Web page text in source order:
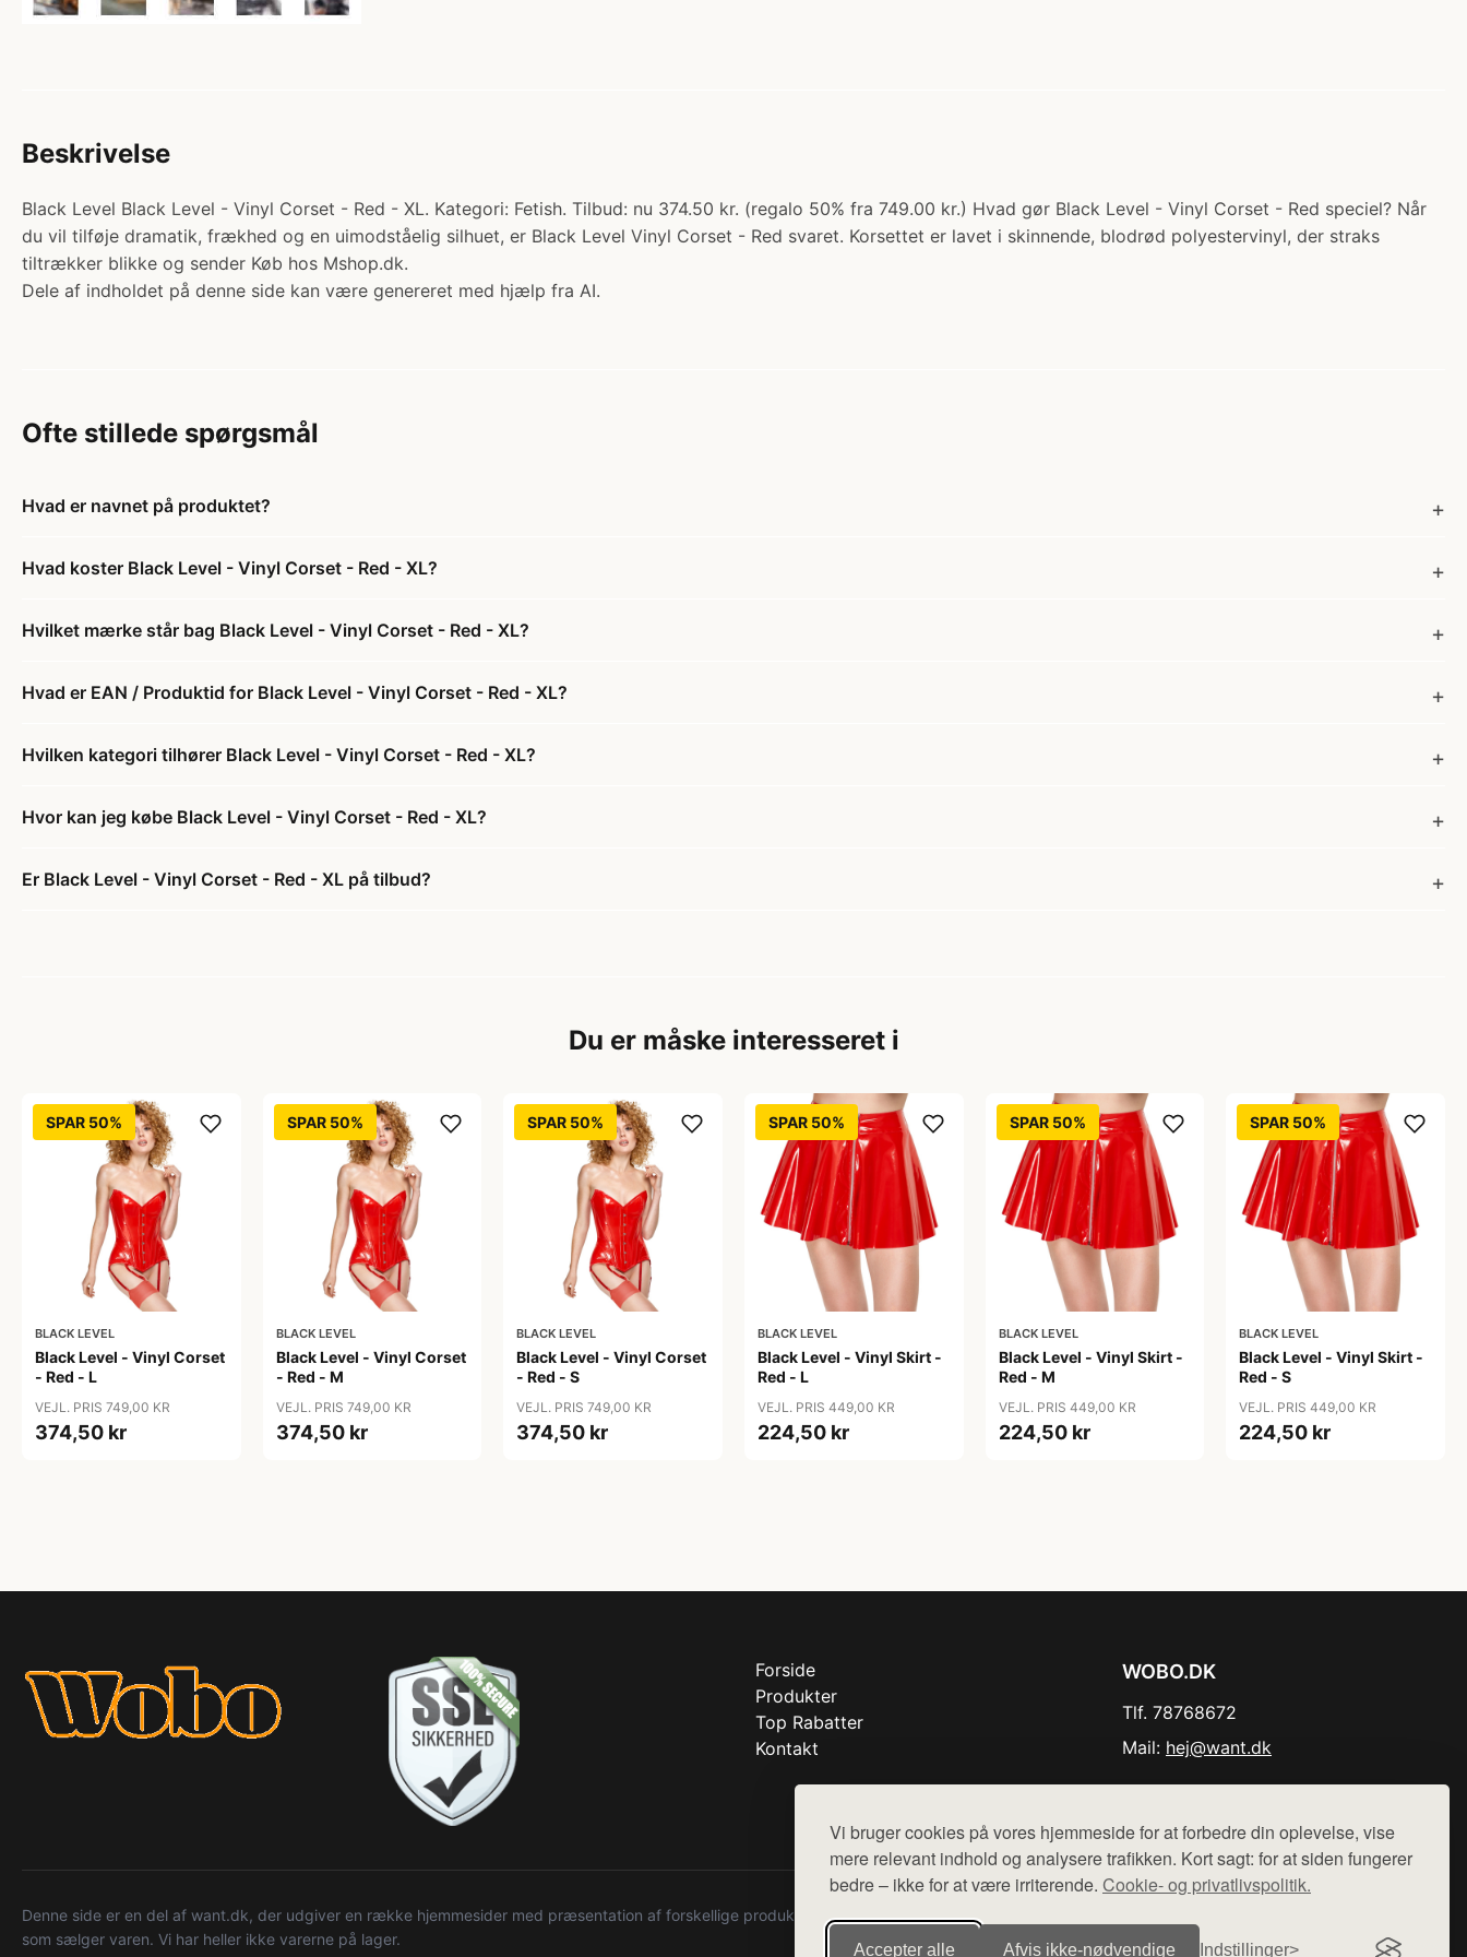
Vi bruger cookies på vores hjemmeside for at forbedre din oplevelse, vise
mere relevant indhold og analysere trafikken. Kort sagt: for at siden fungerer
bedre – ikke for at være irriterende. Cookie- og privatlivspolitik.
Accepter alle Afvis ikke‑nødvendige Indstillinger
Beskrivelse
Black Level Black Level - Vinyl Corset - Red - XL. Kategori: Fetish. Tilbud: nu 374.50 kr. (regalo 50% fra 749.00 kr.) Hvad gør Black Level - Vinyl Corset - Red speciel? Når
du vil tilføje dramatik, frækhed og en uimodståelig silhuet, er Black Level Vinyl Corset - Red svaret. Korsettet er lavet i skinnende, blodrød polyestervinyl, der straks
tiltrækker blikke og sender Køb hos Mshop.dk.
Dele af indholdet på denne side kan være genereret med hjælp fra AI.
Ofte stillede spørgsmål
Hvad er navnet på produktet?
Hvad koster Black Level - Vinyl Corset - Red - XL?
Hvilket mærke står bag Black Level - Vinyl Corset - Red - XL?
Hvad er EAN / Produktid for Black Level - Vinyl Corset - Red - XL?
Hvilken kategori tilhører Black Level - Vinyl Corset - Red - XL?
Hvor kan jeg købe Black Level - Vinyl Corset - Red - XL?
Er Black Level - Vinyl Corset - Red - XL på tilbud?
Du er måske interesseret i
SPAR 50%
BLACK LEVEL
Black Level - Vinyl Corset
- Red - L
VEJL. PRIS 749,00 KR
374,50 kr
SPAR 50%
BLACK LEVEL
Black Level - Vinyl Corset
- Red - M
VEJL. PRIS 749,00 KR
374,50 kr
SPAR 50%
BLACK LEVEL
Black Level - Vinyl Corset
- Red - S
VEJL. PRIS 749,00 KR
374,50 kr
SPAR 50%
BLACK LEVEL
Black Level - Vinyl Skirt -
Red - L
VEJL. PRIS 449,00 KR
224,50 kr
SPAR 50%
BLACK LEVEL
Black Level - Vinyl Skirt -
Red - M
VEJL. PRIS 449,00 KR
224,50 kr
SPAR 50%
BLACK LEVEL
Black Level - Vinyl Skirt -
Red - S
VEJL. PRIS 449,00 KR
224,50 kr
Forside
Produkter
Top Rabatter
Kontakt
WOBO.DK
Tlf. 78768672
Mail: hej@want.dk
Denne side er en del af want.dk, der udgiver en række hjemmesider med præsentation af forskellige produkter fra diverse webshops. Der sælges ikke varer fra denne side - vi henviser til de shops,
som sælger varen. Vi har heller ikke varerne på lager.